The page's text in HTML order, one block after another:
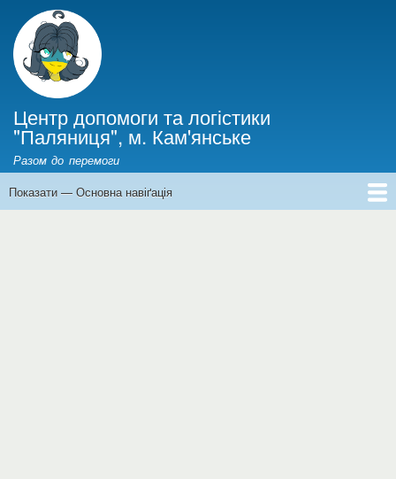
Центр допомоги та логістики
"Паляниця", м. Кам'янське
Разом до перемоги
Основна
Показати — Основна навіґація